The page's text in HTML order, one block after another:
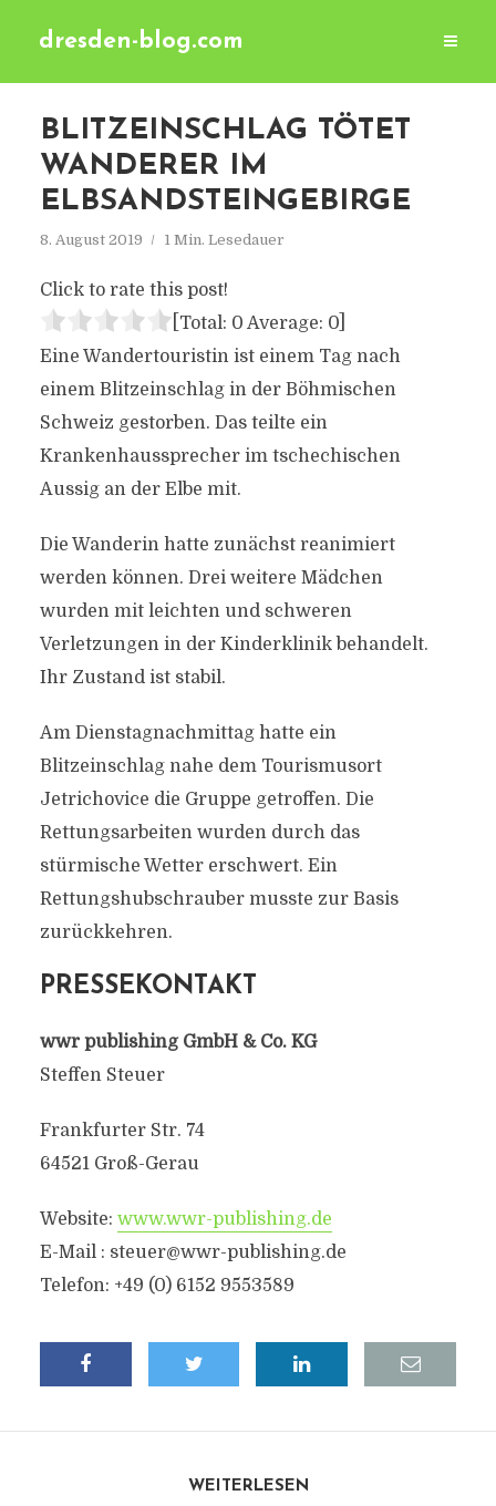
dresden-blog.com
BLITZEINSCHLAG TÖTET
WANDERER IM
ELBSANDSTEINGEBIRGE
8. August 2019 1 Min. Lesedauer
Click to rate this post!
[Total: 0 Average: 0]
Eine Wandertouristin ist einem Tag nach
einem Blitzeinschlag in der Böhmischen
Schweiz gestorben. Das teilte ein
Krankenhaussprecher im tschechischen
Aussig an der Elbe mit.
Die Wanderin hatte zunächst reanimiert
werden können. Drei weitere Mädchen
wurden mit leichten und schweren
Verletzungen in der Kinderklinik behandelt.
Ihr Zustand ist stabil.
Am Dienstagnachmittag hatte ein
Blitzeinschlag nahe dem Tourismusort
Jetrichovice die Gruppe getroffen. Die
Rettungsarbeiten wurden durch das
stürmische Wetter erschwert. Ein
Rettungshubschrauber musste zur Basis
zurückkehren.
PRESSEKONTAKT
wwr publishing GmbH & Co. KG
Steffen Steuer
Frankfurter Str. 74
64521 Groß-Gerau
Website: www.wwr-publishing.de
E-Mail : steuer@wwr-publishing.de
Telefon: +49 (0) 6152 9553589
WEITERLESEN